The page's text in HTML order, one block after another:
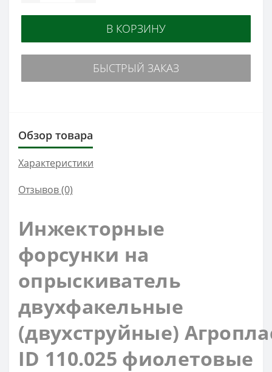
В КОРЗИНУ
БЫСТРЫЙ ЗАКАЗ
Обзор товара
Характеристики
Отзывов (0)
Инжекторные
форсунки на
опрыскиватель
двухфакельные
(двухструйные)
ID 110.025 фиолетовые